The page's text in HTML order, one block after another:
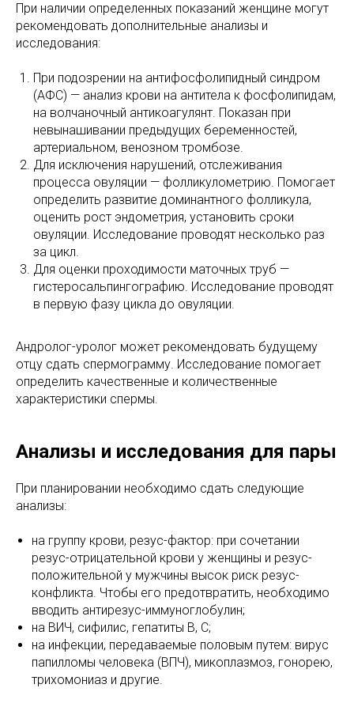
При наличии определенных показаний женщине могут
рекомендовать дополнительные анализы и
исследования:
При подозрении на антифосфолипидный синдром
(АФС) — анализ крови на антитела к фосфолипидам,
на волчаночный антикоагулянт. Показан при
невынашивании предыдущих беременностей,
артериальном, венозном тромбозе.
Для исключения нарушений, отслеживания
процесса овуляции — фолликулометрию. Помогает
определить развитие доминантного фолликула,
оценить рост эндометрия, установить сроки
овуляции. Исследование проводят несколько раз
за цикл.
Для оценки проходимости маточных труб —
гистеросальпингографию. Исследование проводят
в первую фазу цикла до овуляции.
Андролог-уролог может рекомендовать будущему
отцу сдать спермограмму. Исследование помогает
определить качественные и количественные
характеристики спермы.
Анализы и исследования для пары
При планировании необходимо сдать следующие
анализы:
на группу крови, резус-фактор: при сочетании
резус-отрицательной крови у женщины и резус-
положительной у мужчины высок риск резус-
конфликта. Чтобы его предотвратить, необходимо
вводить антирезус-иммуноглобулин;
на ВИЧ, сифилис, гепатиты B, C;
на инфекции, передаваемые половым путем: вирус
папилломы человека (ВПЧ), микоплазмоз, гонорею,
трихомониаз и другие.